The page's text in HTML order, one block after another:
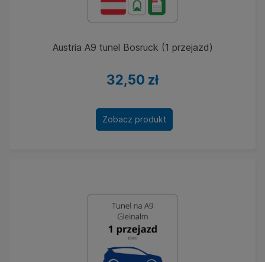
Austria A9 tunel Bosruck (1 przejazd)
32,50 zł
Zobacz produkt